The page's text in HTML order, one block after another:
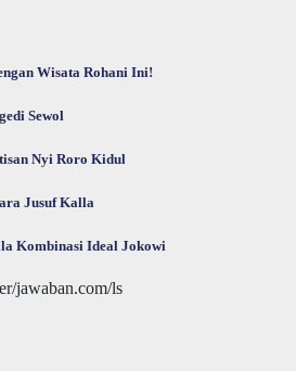
Wisata Rohani Ini!
Sewol
Nyi Roro Kidul
Jusuf Kalla
Kombinasi Ideal Jokowi
jawaban.com/ls